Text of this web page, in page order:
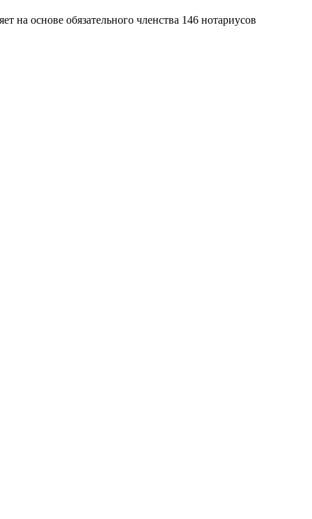
на основе обязательного членства 146 нотариусов